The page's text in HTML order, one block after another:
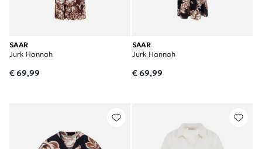
SAAR
Jurk Hannah
€ 69,99
SAAR
Jurk Hannah
€ 69,99